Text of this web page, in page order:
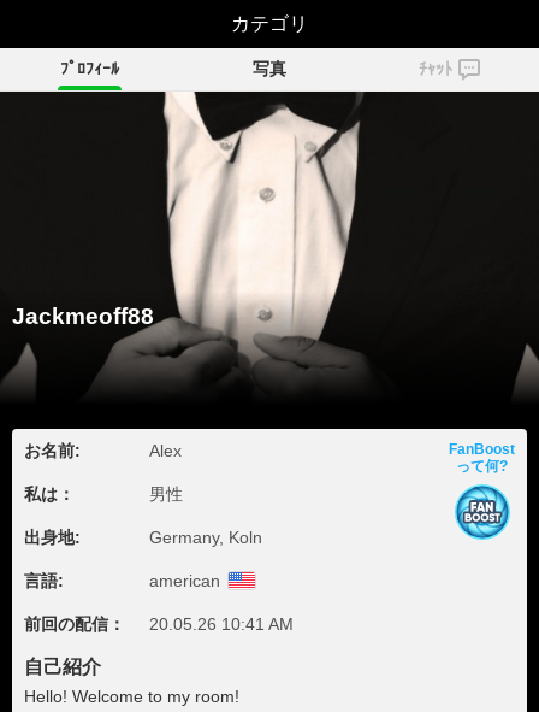
Jackmeoff88
ﾌﾟﾛﾌｨｰﾙ 写真 ﾁｬｯﾄ
Jackmeoff88
お名前: Alex
私は： 男性
出身地: Germany, Koln
言語: american
前回の配信： 20.05.26 10:41 AM
FanBoost
って何?
自己紹介
Hello! Welcome to my room!
カテゴリ